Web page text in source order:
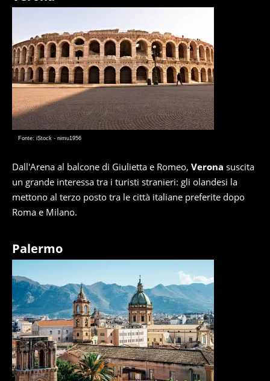
Fonte: iStock - nimu1956
Dall'Arena al balcone di Giulietta e Romeo, Verona suscita
un grande interessa tra i turisti stranieri: gli olandesi la
mettono al terzo posto tra le città italiane preferite dopo
Roma e Milano.
Palermo